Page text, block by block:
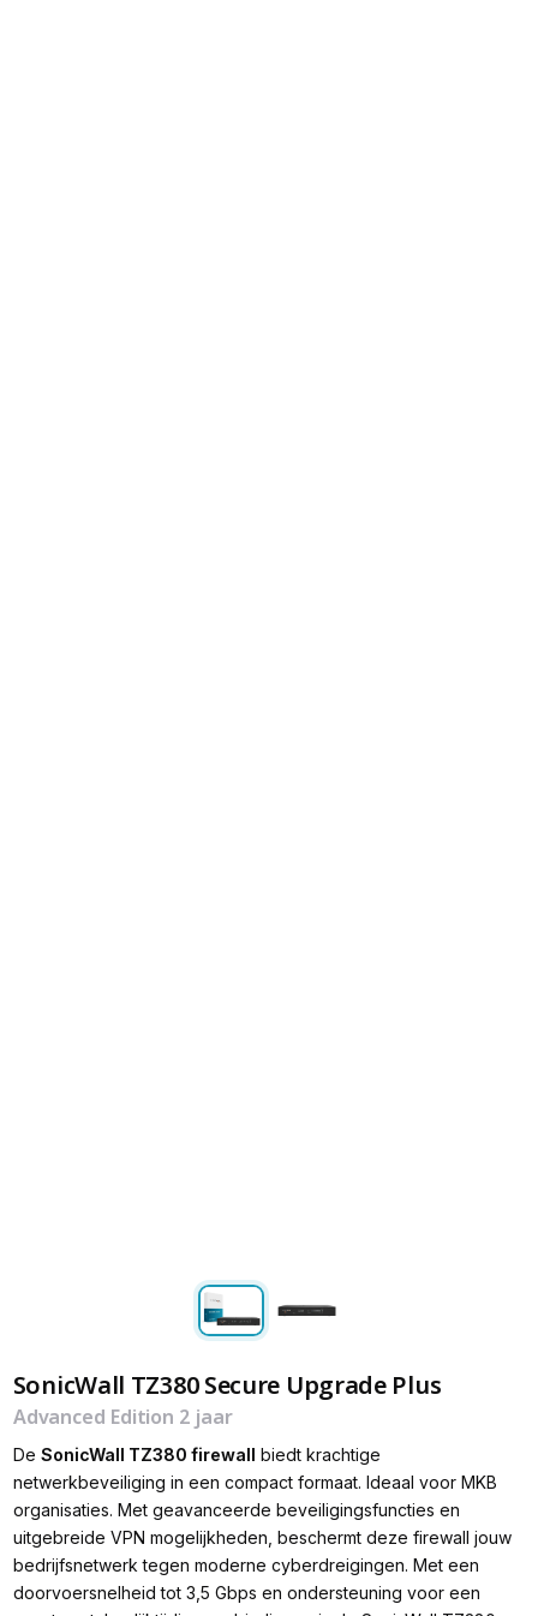
SonicWall TZ380 Secure Upgrade Plus
Advanced Edition 2 jaar
De SonicWall TZ380 firewall biedt krachtige
netwerkbeveiliging in een compact formaat. Ideaal voor MKB
organisaties. Met geavanceerde beveiligingsfuncties en
uitgebreide VPN mogelijkheden, beschermt deze firewall jouw
bedrijfsnetwerk tegen moderne cyberdreigingen. Met een
doorvoersnelheid tot 3,5 Gbps en ondersteuning voor een